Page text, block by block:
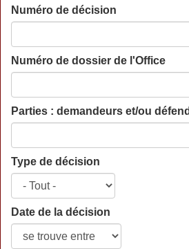
Numéro de décision
Numéro de dossier de l'Office
Parties : demandeurs et/ou
Type de décision
Date de la décision